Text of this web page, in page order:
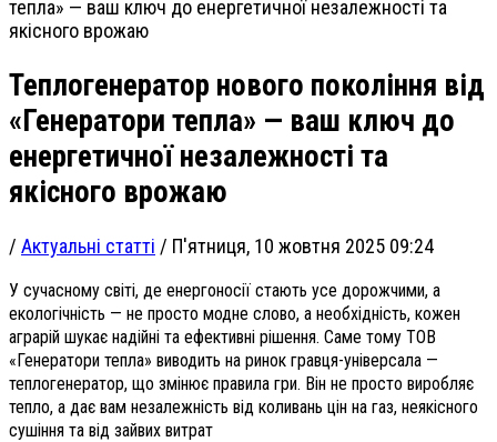
Теплогенератор нового покоління від
«Генератори тепла» — ваш ключ до
енергетичної незалежності та
якісного врожаю
/ Актуальні статті / П'ятниця, 10 жовтня 2025 09:24
У сучасному світі, де енергоносії стають усе дорожчими, а
екологічність — не просто модне слово, а необхідність, кожен
аграрій шукає надійні та ефективні рішення. Саме тому ТОВ
«Генератори тепла» виводить на ринок гравця-універсала —
теплогенератор, що змінює правила гри. Він не просто виробляє
тепло, а дає вам незалежність від коливань цін на газ, неякісного
сушіння та від зайвих витрат